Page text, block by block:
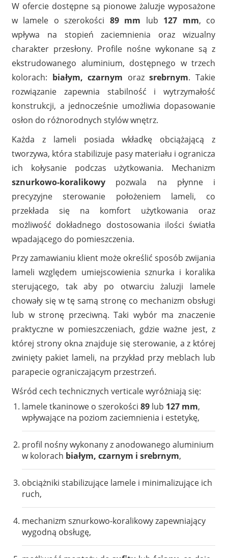
W ofercie dostępne są pionowe żaluzje wyposażone
w lamele o szerokości 89 mm lub 127 mm, co
wpływa na stopień zaciemnienia oraz wizualny
charakter przesłony. Profile nośne wykonane są z
ekstrudowanego aluminium, dostępnego w trzech
kolorach: białym, czarnym orazsrebrnym. Takie
rozwiązanie zapewnia stabilność i wytrzymałość
konstrukcji, a jednocześnie umożliwia dopasowanie
osłon do różnorodnych stylów wnętrz.
Każda z lameli posiada wkładkę obciążającą z
tworzywa, która stabilizuje pasy materiału i ogranicza
ich kołysanie podczas użytkowania. Mechanizm
sznurkowo-koralikowy pozwala na płynne i
precyzyjne sterowanie położeniem lameli, co
przekłada się na komfort użytkowania oraz
możliwość dokładnego dostosowania ilości światła
wpadającego do pomieszczenia.
Przy zamawianiu klient może określić sposób zwijania
lameli względem umiejscowienia sznurka i koralika
sterującego, tak aby po otwarciu żaluzji lamele
chowały się w tę samą stronę co mechanizm obsługi
lub w stronę przeciwną. Taki wybór ma znaczenie
praktyczne w pomieszczeniach, gdzie ważne jest, z
której strony okna znajduje się sterowanie, a z której
zwinięty pakiet lameli, na przykład przy meblach lub
parapecie ograniczającym przestrzeń.
Wśród cech technicznych verticale wyróżniają się:
lamele tkaninowe o szerokości 89 lub 127 mm,
wpływające na poziom zaciemnienia i estetykę,
profil nośny wykonany z anodowanego aluminium
w kolorach białym, czarnym i srebrnym,
obciążniki stabilizujące lamele i minimalizujące ich
ruch,
mechanizm sznurkowo-koralikowy zapewniający
wygodną obsługę,